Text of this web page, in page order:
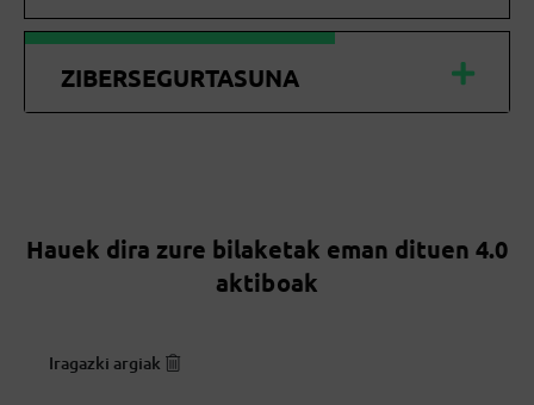
ZIBERSEGURTASUNA
Hauek dira zure bilaketak eman dituen 4.0
aktiboak
Iragazki argiak